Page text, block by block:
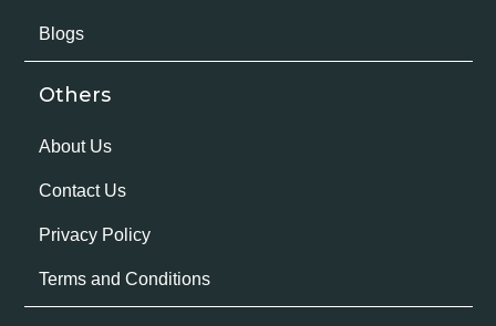
Blogs
Others
About Us
Contact Us
Privacy Policy
Terms and Conditions